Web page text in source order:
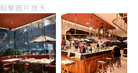
點擊圖片放大